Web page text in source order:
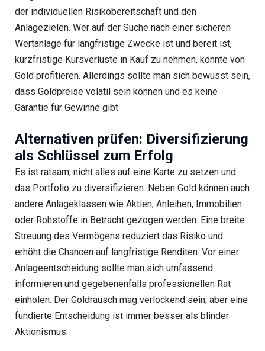
der individuellen Risikobereitschaft und den
Anlagezielen. Wer auf der Suche nach einer sicheren
Wertanlage für langfristige Zwecke ist und bereit ist,
kurzfristige Kursverluste in Kauf zu nehmen, könnte von
Gold profitieren. Allerdings sollte man sich bewusst sein,
dass Goldpreise volatil sein können und es keine
Garantie für Gewinne gibt.
Alternativen prüfen: Diversifizierung
als Schlüssel zum Erfolg
Es ist ratsam, nicht alles auf eine Karte zu setzen und
das Portfolio zu diversifizieren. Neben Gold können auch
andere Anlageklassen wie Aktien, Anleihen, Immobilien
oder Rohstoffe in Betracht gezogen werden. Eine breite
Streuung des Vermögens reduziert das Risiko und
erhöht die Chancen auf langfristige Renditen. Vor einer
Anlageentscheidung sollte man sich umfassend
informieren und gegebenenfalls professionellen Rat
einholen. Der Goldrausch mag verlockend sein, aber eine
fundierte Entscheidung ist immer besser als blinder
Aktionismus.